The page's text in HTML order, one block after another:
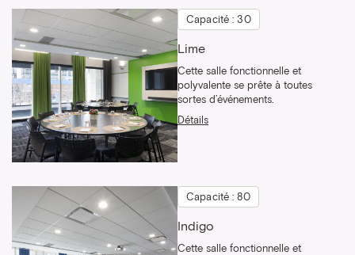
Capacité : 30
Lime
Cette salle fonctionnelle et
polyvalente se prête à toutes
sortes d’événements.
Détails
Capacité : 80
Indigo
Cette salle fonctionnelle et